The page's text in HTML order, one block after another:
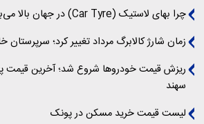
چرا بهای لاستیک (Car Tyre) در جهان بالا می‌برد؟
زمان شارژ کالابرگ مرداد تغییر کرد؛ سرپرستان
ریزش قیمت خودروها شروع شد؛ آخرین قیمت
سهند
لیست قیمت خرید مسکن در پونک